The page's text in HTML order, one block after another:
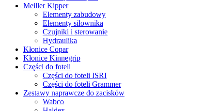
Meiller Kipper
Elementy zabudowy
Elementy siłownika
Czujniki i sterowanie
Hydraulika
Kłonice Copar
Kłonice Kinnegrip
Części do foteli
Części do foteli ISRI
Części do foteli Grammer
Zestawy naprawcze do zacisków
Wabco